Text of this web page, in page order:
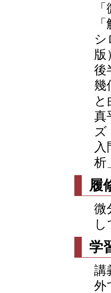
シ
版
後
幾
と
真
ズ
入
析
履
微
学
講
外